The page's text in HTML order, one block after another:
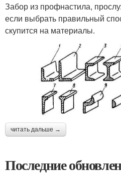
Забор из профнастила,
если выбрать правильный
скупится на материалы.
читать дальше →
Последние